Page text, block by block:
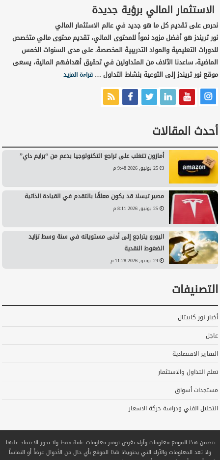
الاستثمار المالي برؤية جديدة
نحرص على تقديم كل ما هو جديد في عالم الاستثمار المالي
نور تريندز هو أفضل مزود نمواً للمحتوى المالي، تقديم محتوى مالي متخصص
للدورات التعليمية والمواد التدريبية المخصصة. على مدى السنوات الخمس
الماضية، ساعدنا الآلاف من المتداولين في تحقيق أهدافهم المالية، يسعى
موقع نور تريندز إلى التوعية بنشاط التداول …قراءة المزيد
أحدث المقالات
أمازون تتغلب على تراجع التكنولوجيا بدعم من “برايم داي”
25 يونيو, 2026 9:48 م
مصير تيسلا قد يكون معلقًا بالتقدم في القيادة الذاتية
25 يونيو, 2026 8:11 م
اليورو يتراجع إلى أدنى مستوياته في سنة وسط تزايد
الضغوط النقدية
24 يونيو, 2026 11:28 م
التصنيفات
أخبار نور كابيتال
عاجل
التقارير الاقتصادية
تعلم التداول والاستثمار
مستجدات أسواق
التحليل الفني ودراسة حركة الاسعار
يتضمن هذا الموقع معلومات وآراء بغرض توفير معلومات عامة فقط ولا يجوز الاعتماد عليها.
ولا تعد المعلومات والآراء التي يحتويها هذا الموقع بأي حال من الأحوال عرضاً أو التماساً